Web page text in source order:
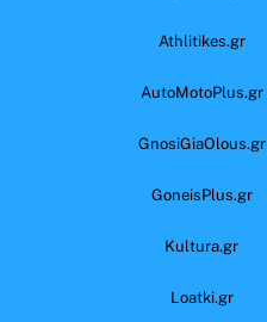
Athlitikes.gr
AutoMotoPlus.gr
GnosiGiaOlous.gr
GoneisPlus.gr
Kultura.gr
Loatki.gr